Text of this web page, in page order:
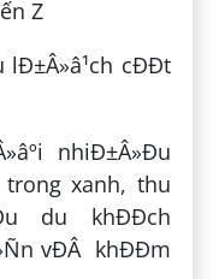
lÐ±Â»â¹ch cÐÐt
nhiÐ±Â»Ðu
trong xanh, thu
du khÐÐch
vÐÂ khÐÐm